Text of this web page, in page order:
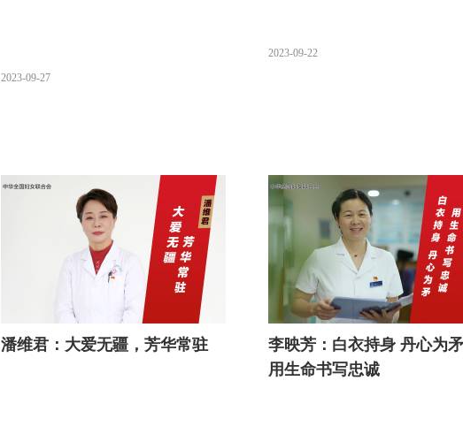
2023-09-27
2023-09-22
潘维君：大爱无疆，芳华常驻
李映芳：白衣持身 丹心为
用生命书写忠诚